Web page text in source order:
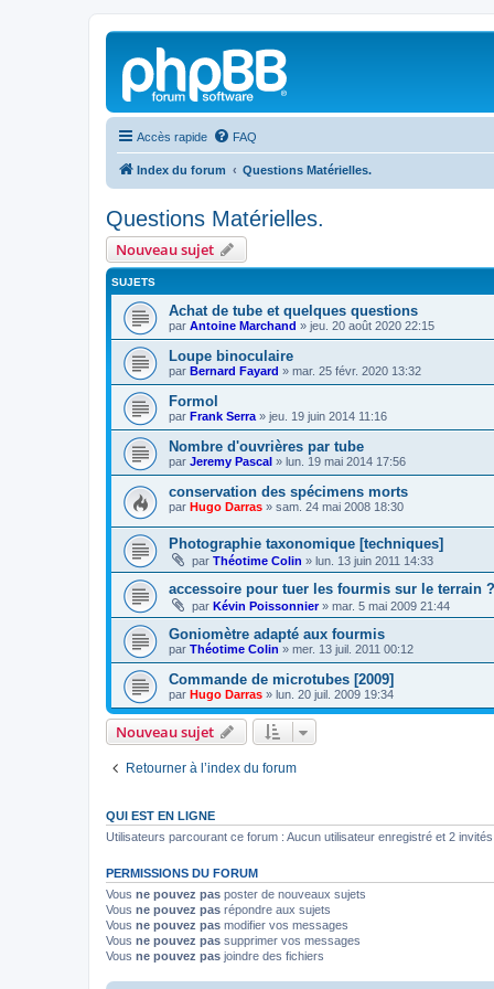
Accès rapide FAQ
Index du forum Questions Matérielles.
Questions Matérielles.
Nouveau sujet
SUJETS
Achat de tube et quelques questions
par Antoine Marchand » jeu. 20 août 2020 22:15
Loupe binoculaire
par Bernard Fayard » mar. 25 févr. 2020 13:32
Formol
par Frank Serra » jeu. 19 juin 2014 11:16
Nombre d'ouvrières par tube
par Jeremy Pascal » lun. 19 mai 2014 17:56
conservation des spécimens morts
par Hugo Darras » sam. 24 mai 2008 18:30
Photographie taxonomique [techniques]
par Théotime Colin » lun. 13 juin 2011 14:33
accessoire pour tuer les fourmis sur le terrain ?
par Kévin Poissonnier» mar. 5 mai 2009 21:44
Goniomètre adapté aux fourmis
par Théotime Colin » mer. 13 juil. 2011 00:12
Commande de microtubes [2009]
par Hugo Darras » lun. 20 juil. 2009 19:34
Nouveau sujet
Retourner à l’index du forum
QUI EST EN LIGNE
Utilisateurs parcourant ce forum : Aucun utilisateur enregistré et 2 invités
PERMISSIONS DU FORUM
Vous ne pouvez pas poster de nouveaux sujets
Vous ne pouvez pas répondre aux sujets
Vous ne pouvez pas modifier vos messages
Vous ne pouvez pas supprimer vos messages
Vous ne pouvez pas joindre des fichiers